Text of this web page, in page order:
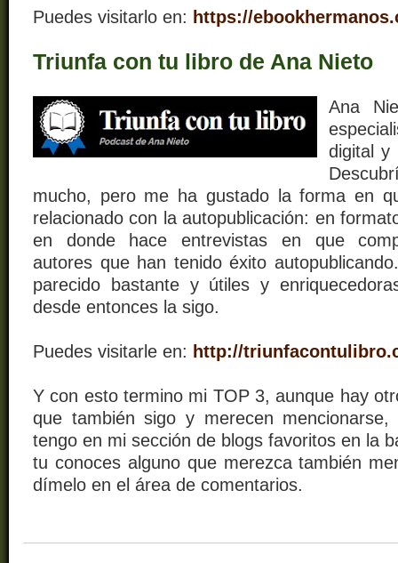
Puedes visitarlo en: https://
Triunfa con tu libro de Ana Nieto
Ana
digital y
mucho, pero me ha gustado la forma en
relacionado con la autopublicación: en
en donde hace entrevistas en que
autores que han tenido éxito
parecido bastante y útiles y
desde entonces la sigo.
Puedes visitarle en: http://
Y con esto termino mi TOP 3, aunque hay
que también sigo y merecen mencionarse,
tengo en mi sección de blogs favoritos en la
tu conoces alguno que merezca también
dímelo en el área de comentarios.